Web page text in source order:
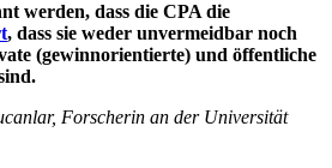
werden, dass die CPA die
, dass sie weder unvermeidbar noch
(gewinnorientierte) und öffentliche
Forscherin an der Universität